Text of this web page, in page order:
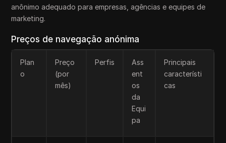
anônimo adequado para empresas, agências e equipes de
marketing.
Preços de navegação anónima
Plan
o
Preço
(por
mês)
Perfis
Ass
ent
os
da
Equi
pa
Principais
característi
cas